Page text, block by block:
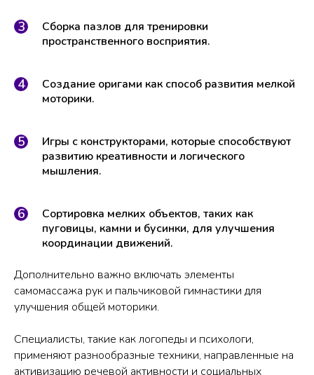
Сборка пазлов для тренировки
пространственного восприятия.
Создание оригами как способ развития мелкой
моторики.
Игры с конструкторами, которые способствуют
развитию креативности и логического
мышления.
Сортировка мелких объектов, таких как
пуговицы, камни и бусинки, для улучшения
координации движений.
Дополнительно важно включать элементы
самомассажа рук и пальчиковой гимнастики для
улучшения общей моторики.
Специалисты, такие как логопеды и психологи,
применяют разнообразные техники, направленные на
активизацию речевой активности и социальных